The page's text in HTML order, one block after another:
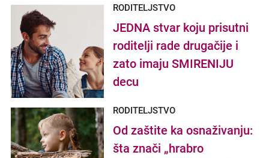
raznovrsne obroke"
RODITELJSTVO
JEDNA stvar koju prisutni
roditelji rade drugačije i
zato imaju SMIRENIJU
decu
RODITELJSTVO
Od zaštite ka osnaživanju:
šta znači „hrabro